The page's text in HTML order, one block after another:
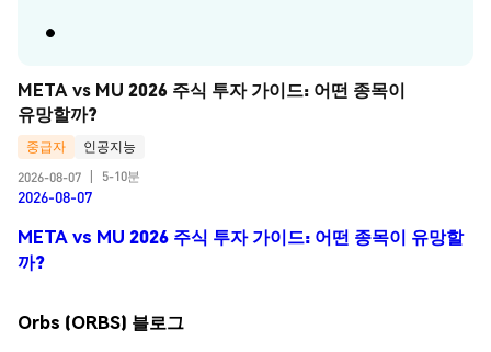
META vs MU 2026 주식 투자 가이드: 어떤 종목이
유망할까?
중급자
인공지능
2026-08-07
5-10분
2026-08-07
META vs MU 2026 주식 투자 가이드: 어떤 종목이 유망할
까?
Orbs (ORBS) 블로그